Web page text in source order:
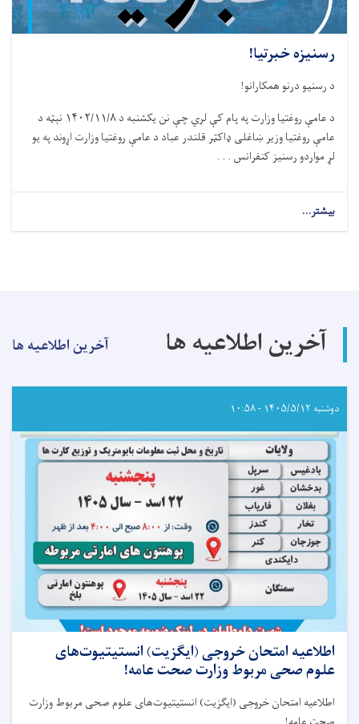
رسنیزه خبرتیا!
د رسنیو درنو همکارانو!
د عامې روغتیا وزارت په پام کې لري چې نن يکشنبه د ۱۴۰۲/۱۱/۸ نېټه د
عامې روغتيا وزير ښاغلی ډاکټر قلندر عباد د عامې روغتيا وزارت اړوند په يو
لړ مواردو رسنيز کنفرانس . . .
بیشتر...
رسنیزه
آخرین اطلاعیه ها آخرین اطلاعیه ها
دوشنبه ۱۴۰۵/۵/۱۲ - ۱۰:۵۸
اطلاعیه امتحان خروجی (ایگزیت) انستیتیوت‌های
علوم صحی مربوط وزارت صحت عامه!
اطلاعیه امتحان خروجی (ایگزیت) انستیتیوت‌های علوم صحی مربوط وزارت